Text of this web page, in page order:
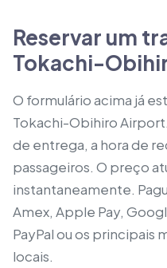
Reservar um
Tokachi-
O formulário acima já
Tokachi-Obihiro
de entrega, a hora de
passageiros. O preço
instantaneamente.
Amex, Apple Pay,
PayPal ou os
locais.